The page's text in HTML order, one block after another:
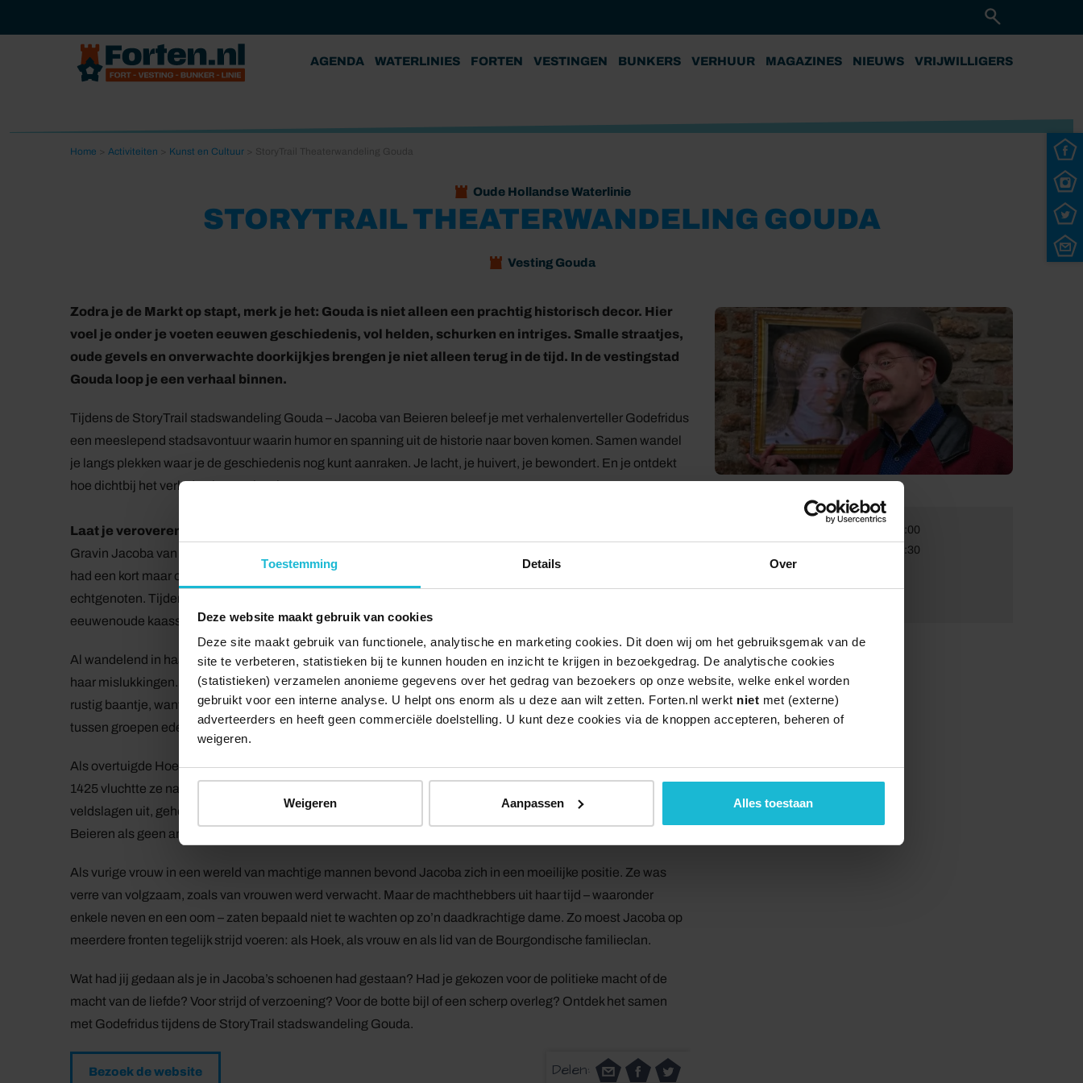
Toestemming Details Over
Deze website maakt gebruik van cookies
Deze site maakt gebruik van functionele, analytische en marketing cookies. Dit doen wij om het gebruiksgemak van de
site te verbeteren, statistieken bij te kunnen houden en inzicht te krijgen in bezoekgedrag. De analytische cookies
(statistieken) verzamelen anonieme gegevens over het gedrag van bezoekers op onze website, welke enkel worden
gebruikt voor een interne analyse. U helpt ons enorm als u deze aan wilt zetten. Forten.nl werkt niet met (externe)
adverteerders en heeft geen commerciële doelstelling. U kunt deze cookies via de knoppen accepteren, beheren of
weigeren.
Weigeren Aanpassen Alles toestaan
AGENDA WATERLINIES FORTEN VESTINGEN BUNKERS VERHUUR MAGAZINES NIEUWS VRIJWILLIGERS
Home Activiteiten Kunst en Cultuur
Oude Hollandse Waterlinie
STORYTRAIL THEATERWANDELING GOUDA
Vesting Gouda
Zodra je de Markt op stapt, merk je het: Gouda is niet alleen een prachtig historisch decor. Hier
voel je onder je voeten eeuwen geschiedenis, vol helden, schurken en intriges. Smalle straatjes,
oude gevels en onverwachte doorkijkjes brengen je niet alleen terug in de tijd. In de vestingstad
Gouda loop je een verhaal binnen.
Tijdens de StoryTrail stadswandeling Gouda – Jacoba van Beieren beleef je met verhalenverteller Godefridus
een meeslepend stadsavontuur waarin humor en spanning uit de historie naar boven komen. Samen wandel
je langs plekken waar je de geschiedenis nog kunt aanraken. Je lacht, je huivert, je bewondert. En je ontdekt
hoe dichtbij het verleden ineens kan komen.
Laat je veroveren door Jacoba en Gouda
Gravin Jacoba van Beieren is een van de meest fascinerende figuren uit onze vaderlandse geschiedenis. Ze
had een kort maar onstuimig leven en veroverde niet alleen talloze steden, maar ook vier verschillende
echtgenoten. Tijdens de StoryTrail stadswandeling Gouda ontdek je de innige band tussen Jacoba en onze
eeuwenoude kaasstad.
Al wandelend in haar voetspoor vertelt Godefridus over de kracht en zwakheid van Jacoba, haar successen en
haar mislukkingen. Begin vijftiende eeuw was Jacoba gravin van Holland, Zeeland en Henegouwen. Geen
rustig baantje, want Holland werd verscheurd door de Hoekse en Kabeljauwse twisten: een langdurig conflict
tussen groepen edelen, met als inzet macht en geld.
Als overtuigde Hoek moest Jacoba haar Kabeljauwse neef Filips van Bourgondië van het lijf zien te houden. In
1425 vluchtte ze naar Gouda en werd het stadskasteel haar hoofdkwartier. Van daaruit vocht ze twee
veldslagen uit, geholpen door Goudse boeren en boogschutters. “Spelen met vuur. Dat kon gravin Jacoba van
Beieren als geen ander.”
Als vurige vrouw in een wereld van machtige mannen bevond Jacoba zich in een moeilijke positie. Ze was
verre van volgzaam, zoals van vrouwen werd verwacht. Maar de machthebbers uit haar tijd – waaronder
enkele neven en een oom – zaten bepaald niet te wachten op zo’n daadkrachtige dame. Zo moest Jacoba op
meerdere fronten tegelijk strijd voeren: als Hoek, als vrouw en als lid van de Bourgondische familieclan.
Wat had jij gedaan als je in Jacoba’s schoenen had gestaan? Had je gekozen voor de politieke macht of de
macht van de liefde? Voor strijd of verzoening? Voor de botte bijl of een scherp overleg? Ontdek het samen
met Godefridus tijdens de StoryTrail stadswandeling Gouda.
Bezoek de website Delen:
25-10-2026 14:00
25-10-2026 15:30